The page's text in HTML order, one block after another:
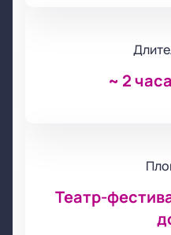
~ 2
Театр-